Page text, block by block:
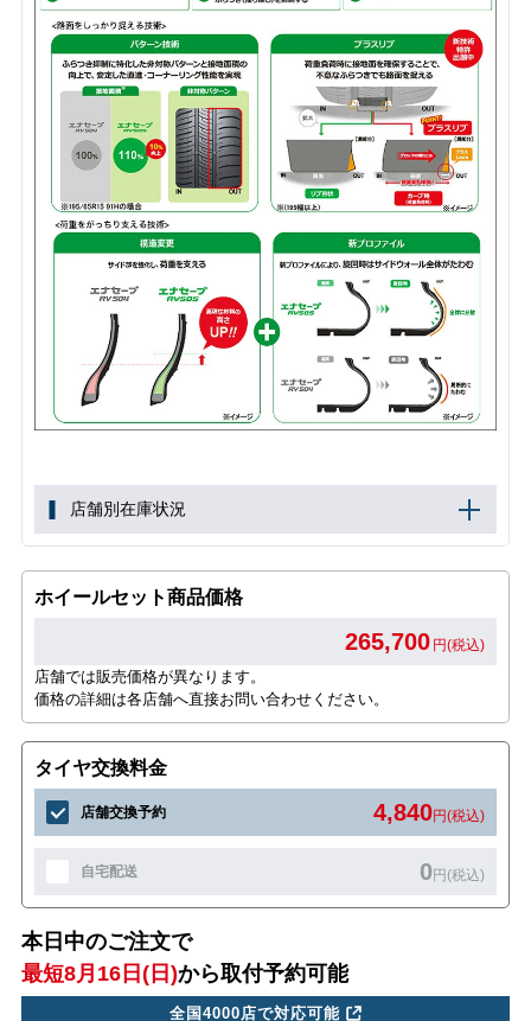
店舗別在庫状況
ホイールセット商品価格
265,700 円(税込)
店舗では販売価格が異なります。
価格の詳細は各店舗へ直接お問い合わせください。
タイヤ交換料金
店舗交換予約 4,840円(税込)
自宅配送 0円(税込)
本日中のご注文で
最短8月16日(日)から取付予約可能
全国4000店で対応可能